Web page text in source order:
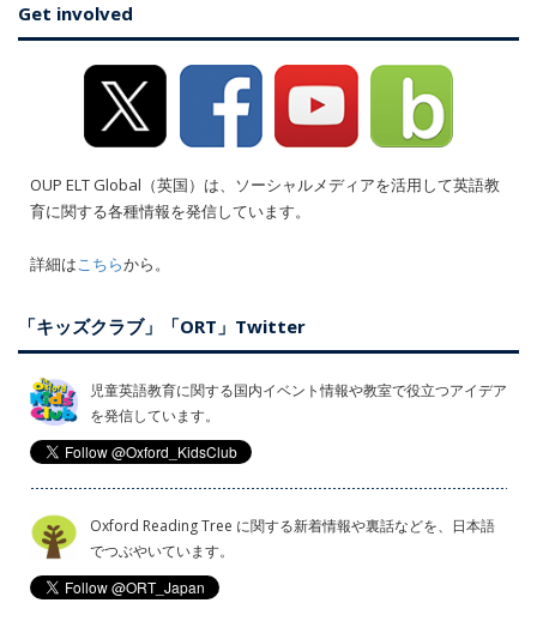
Get involved
OUP ELT Global（英国）は、ソーシャルメディアを活用して英語教
育に関する各種情報を発信しています。
詳細はこちらから。
「キッズクラブ」「ORT」Twitter
児童英語教育に関する国内イベント情報や教室で役立つアイデア
を発信しています。
Oxford Reading Tree に関する新着情報や裏話などを、日本語
でつぶやいています。